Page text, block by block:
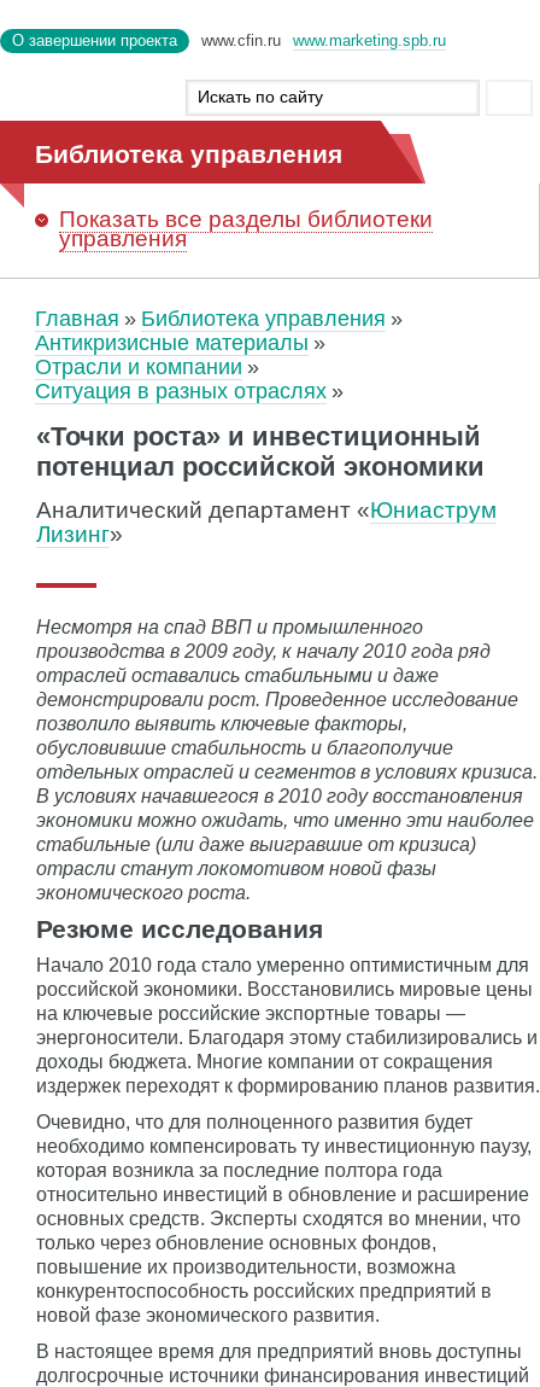
О завершении проекта www.cfin.ru www.marketing.spb.ru
Библиотека управления
Показать все разделы библиотеки
управления
Главная
Библиотека управления
Антикризисные материалы
Отрасли и компании
Ситуация в разных отраслях
«Точки роста» и инвестиционный
потенциал российской экономики
Аналитический департамент «Юниаструм
Лизинг»
Несмотря на спад ВВП и промышленного
производства в 2009 году, к началу 2010 года ряд
отраслей оставались стабильными и даже
демонстрировали рост. Проведенное исследование
позволило выявить ключевые факторы,
обусловившие стабильность и благополучие
отдельных отраслей и сегментов в условиях кризиса.
В условиях начавшегося в 2010 году восстановления
экономики можно ожидать, что именно эти наиболее
стабильные (или даже выигравшие от кризиса)
отрасли станут локомотивом новой фазы
экономического роста.
Резюме исследования
Начало 2010 года стало умеренно оптимистичным для
российской экономики. Восстановились мировые цены
на ключевые российские экспортные товары —
энергоносители. Благодаря этому стабилизировались и
доходы бюджета. Многие компании от сокращения
издержек переходят к формированию планов развития.
Очевидно, что для полноценного развития будет
необходимо компенсировать ту инвестиционную паузу,
которая возникла за последние полтора года
относительно инвестиций в обновление и расширение
основных средств. Эксперты сходятся во мнении, что
только через обновление основных фондов,
повышение их производительности, возможна
конкурентоспособность российских предприятий в
новой фазе экономического развития.
В настоящее время для предприятий вновь доступны
долгосрочные источники финансирования инвестиций